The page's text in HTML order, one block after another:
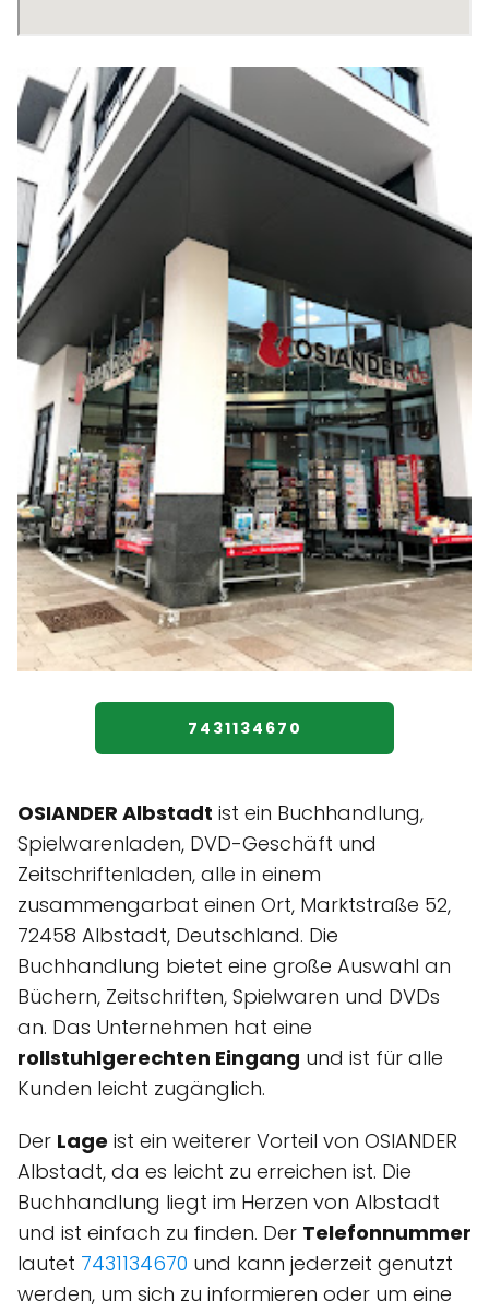
7431134670
OSIANDER Albstadt ist ein Buchhandlung,
Spielwarenladen, DVD-Geschäft und
Zeitschriftenladen, alle in einem
zusammengarbat einen Ort, Marktstraße 52,
72458 Albstadt, Deutschland. Die
Buchhandlung bietet eine große Auswahl an
Büchern, Zeitschriften, Spielwaren und DVDs
an. Das Unternehmen hat eine
rollstuhlgerechten Eingang und ist für alle
Kunden leicht zugänglich.
Der Lage ist ein weiterer Vorteil von OSIANDER
Albstadt, da es leicht zu erreichen ist. Die
Buchhandlung liegt im Herzen von Albstadt
und ist einfach zu finden. Der Telefonnummer
lautet 7431134670 und kann jederzeit genutzt
werden, um sich zu informieren oder um eine